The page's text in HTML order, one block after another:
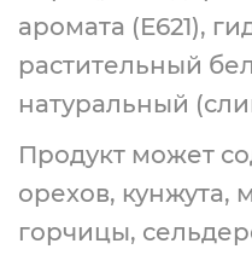
аромата (Е621),
растительный
натуральный
Продукт может
орехов, кунжута,
горчицы,